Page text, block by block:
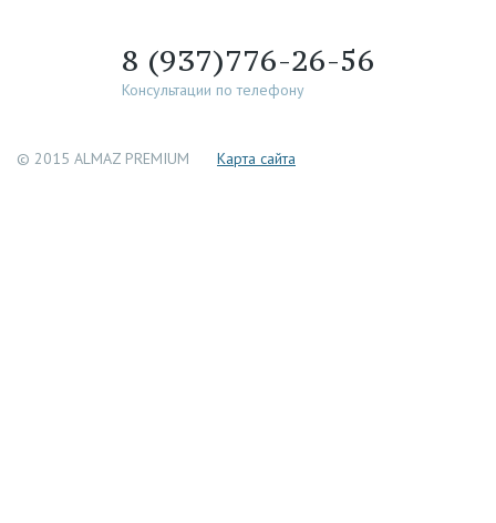
8 (937)776-26-56
Консультации по телефону
© 2015 ALMAZ PREMIUM Каpта сайта